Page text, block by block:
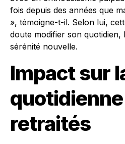
fois depuis des années que
», témoigne-t-il. Selon lui,
doute modifier son
sérénité nouvelle.
Impact sur
retraités